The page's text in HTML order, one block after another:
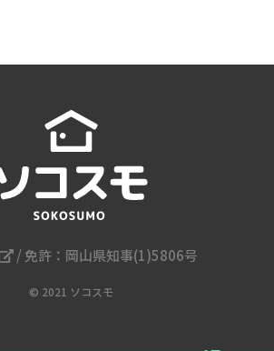
/ 免許：岡山県知事(1)5806号
© 2021 ソコスモ